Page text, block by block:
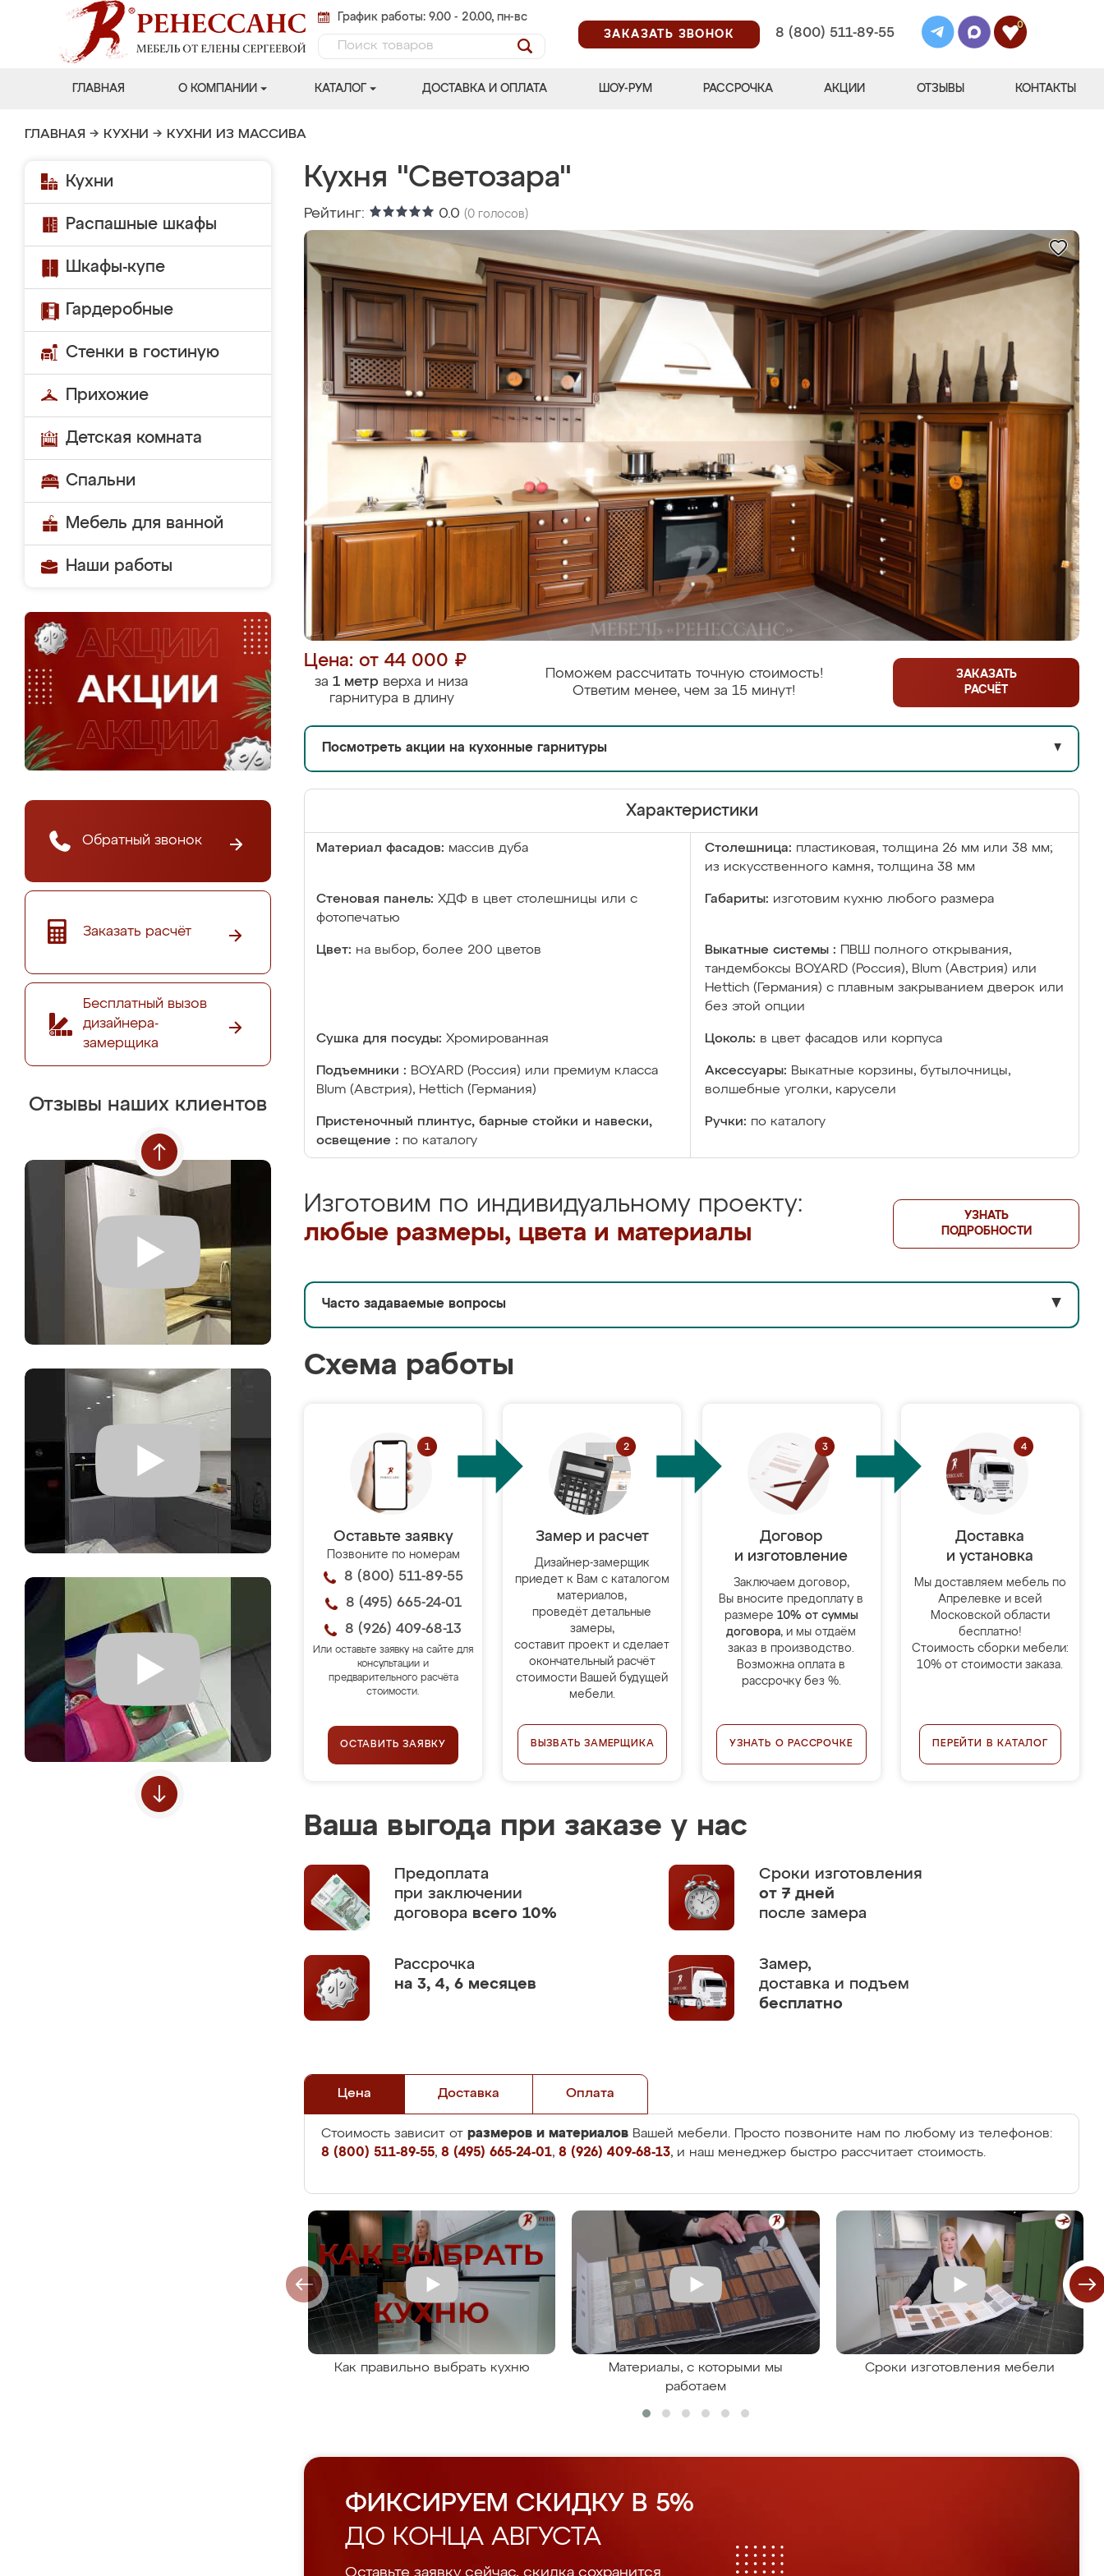
График работы: 9.00 - 20.00, пн-вс
ЗАКАЗАТЬ ЗВОНОК
8 (800) 511-89-55
0
ГЛАВНАЯ О КОМПАНИИ КАТАЛОГ ДОСТАВКА И ОПЛАТА ШОУ-РУМ РАССРОЧКА АКЦИИ ОТЗЫВЫ КОНТАКТЫ
ГЛАВНАЯ → КУХНИ → КУХНИ ИЗ МАССИВА
Кухни
Распашные шкафы
Шкафы-купе
Гардеробные
Стенки в гостиную
Прихожие
Детская комната
Спальни
Мебель для ванной
Наши работы
Обратный звонок
Заказать расчёт
Бесплатный вызов
дизайнера-
замерщика
Отзывы наших клиентов
Кухня "Светозара"
Рейтинг: 0.0 (0 голосов)
Цена: от 44 000 ₽
за 1 метр верха и низа
гарнитура в длину
Поможем рассчитать точную стоимость!
Ответим менее, чем за 15 минут!
ЗАКАЗАТЬ
РАСЧЁТ
Посмотреть акции на кухонные гарнитуры ▼
Характеристики
Материал фасадов: массив дуба Столешница: пластиковая, толщина 26 мм или 38 мм;
из искусственного камня, толщина 38 мм
Стеновая панель: ХДФ в цвет столешницы или с
фотопечатью
Габариты: изготовим кухню любого размера
Цвет: на выбор, более 200 цветов Выкатные системы :
ПВШ полного открывания,
тандембоксы BOYARD (Россия), Blum (Австрия) или
Hettich (Германия) с плавным закрыванием дверок или
без этой опции
Сушка для посуды: Хромированная Цоколь: в цвет фасадов или корпуса
Подъемники : BOYARD (Россия) или премиум класса
Blum (Австрия), Hettich (Германия)
Аксессуары: Выкатные корзины, бутылочницы,
волшебные уголки, карусели
Пристеночный плинтус, барные стойки и навески,
освещение : по каталогу
Ручки: по каталогу
Изготовим по индивидуальному проекту:
любые размеры, цвета и материалы
УЗНАТЬ
ПОДРОБНОСТИ
Часто задаваемые вопросы ▼
Схема работы
Оставьте заявку
Позвоните по номерам
8 (800) 511-89-55
8 (495) 665-24-01
8 (926) 409-68-13
Или оставьте заявку на сайте для
консультации и
предварительного расчёта
стоимости.
ОСТАВИТЬ ЗАЯВКУ
Замер и расчет
Дизайнер-замерщик
приедет к Вам с каталогом
материалов,
проведёт детальные
замеры,
составит проект и сделает
окончательный расчёт
стоимости Вашей будущей
мебели.
ВЫЗВАТЬ ЗАМЕРЩИКА
Договор
и изготовление
Заключаем договор,
Вы вносите предоплату в
размере 10% от суммы
договора, и мы отдаём
заказ в производство.
Возможна оплата в
рассрочку без %.
УЗНАТЬ О РАССРОЧКЕ
Доставка
и установка
Мы доставляем мебель по
Апрелевке и всей
Московской области
бесплатно!
Стоимость сборки мебели:
10% от стоимости заказа.
ПЕРЕЙТИ В КАТАЛОГ
Ваша выгода при заказе у нас
Предоплата
при заключении
договора всего 10%
Сроки изготовления
от 7 дней
после замера
Рассрочка
на 3, 4, 6 месяцев
Замер,
доставка и подъем
бесплатно
Цена Доставка Оплата
Стоимость зависит от размеров и материалов Вашей мебели. Просто позвоните нам по любому из телефонов:
8 (800) 511-89-55, 8 (495) 665-24-01, 8 (926) 409-68-13, и наш менеджер быстро рассчитает стоимость.
Как правильно выбрать кухню
Материалы, с которыми мы
работаем
Сроки изготовления мебели
ФИКСИРУЕМ СКИДКУ В 5%
ДО КОНЦА АВГУСТА
Оставьте заявку сейчас, скидка сохранится.